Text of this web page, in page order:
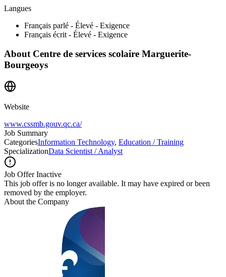
Langues
Français parlé - Élevé - Exigence
Français écrit - Élevé - Exigence
About Centre de services scolaire Marguerite-
Bourgeoys
Website
www.cssmb.gouv.qc.ca/
Job Summary
CategoriesInformation Technology, Education / Training
SpecializationData Scientist / Analyst
Job Offer Inactive
This job offer is no longer available. It may have expired or been
removed by the employer.
About the Company